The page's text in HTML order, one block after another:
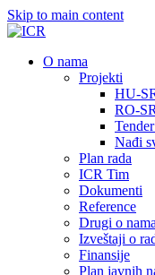
Skip to main content
О nama
Projekti
HU-
RO-
Nađi
Plan rada
ICR Tim
Dokumenti
Reference
Drugi o nama
Izveštaji o
Finansije
Plan javnih